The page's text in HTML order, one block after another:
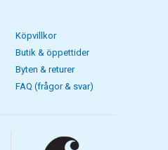
Köpvillkor
Butik & öppettider
Byten & returer
FAQ (frågor & svar)